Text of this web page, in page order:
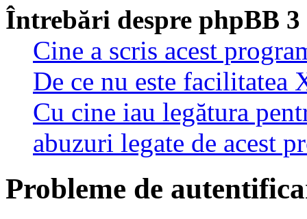
Întrebări despre phpBB 3
Cine a scris acest
De ce nu este facilitatea
Cu cine iau legătura
abuzuri legate de acest
Probleme de